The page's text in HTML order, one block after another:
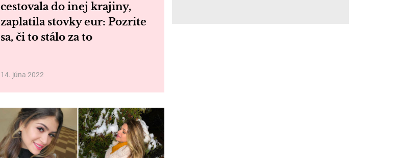
cestovala do inej krajiny,
zaplatila stovky eur: Pozrite
sa, či to stálo za to
14. júna 2022